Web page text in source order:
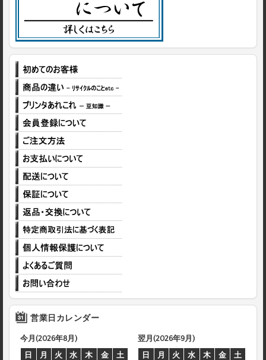
営業日カレンダー
今月(2026年8月)
日
月 火 水 木 金
土
翌月(2026年9月)
日
月 火 水 木 金
土